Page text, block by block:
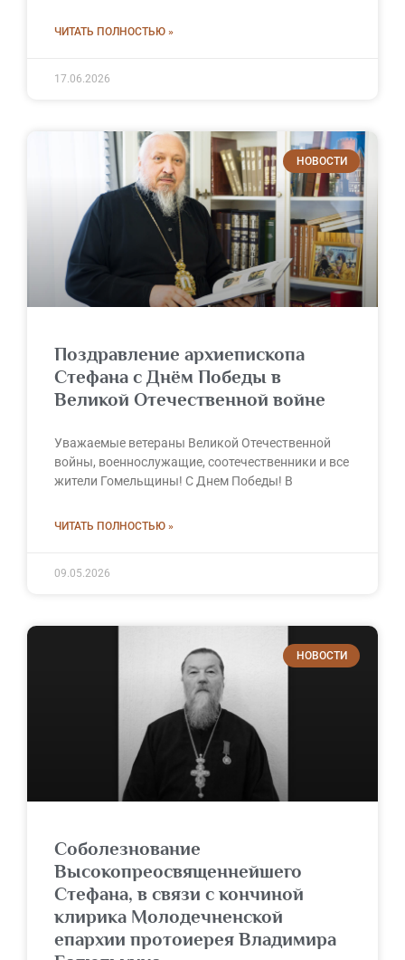
ЧИТАТЬ ПОЛНОСТЬЮ »
17.06.2026
НОВОСТИ
Поздравление архиепископа
Стефана с Днём Победы в
Великой Отечественной войне
Уважаемые ветераны Великой Отечественной
войны, военнослужащие, соотечественники и все
жители Гомельщины! С Днем Победы! В
ЧИТАТЬ ПОЛНОСТЬЮ »
09.05.2026
НОВОСТИ
Соболезнование
Высокопреосвященнейшего
Стефана, в связи с кончиной
клирика Молодечненской
епархии протоиерея Владимира